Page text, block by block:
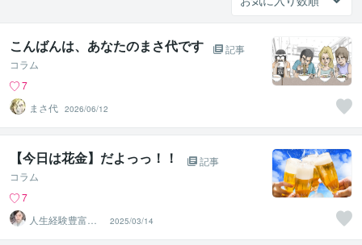
こんばんは、あなたのまさ代です
記事
コラム
7
まさ代 2026/06/12
【今日は花金】だよっっ！！
記事
コラム
7
人生経験豊富な
女将こはる
2025/03/14